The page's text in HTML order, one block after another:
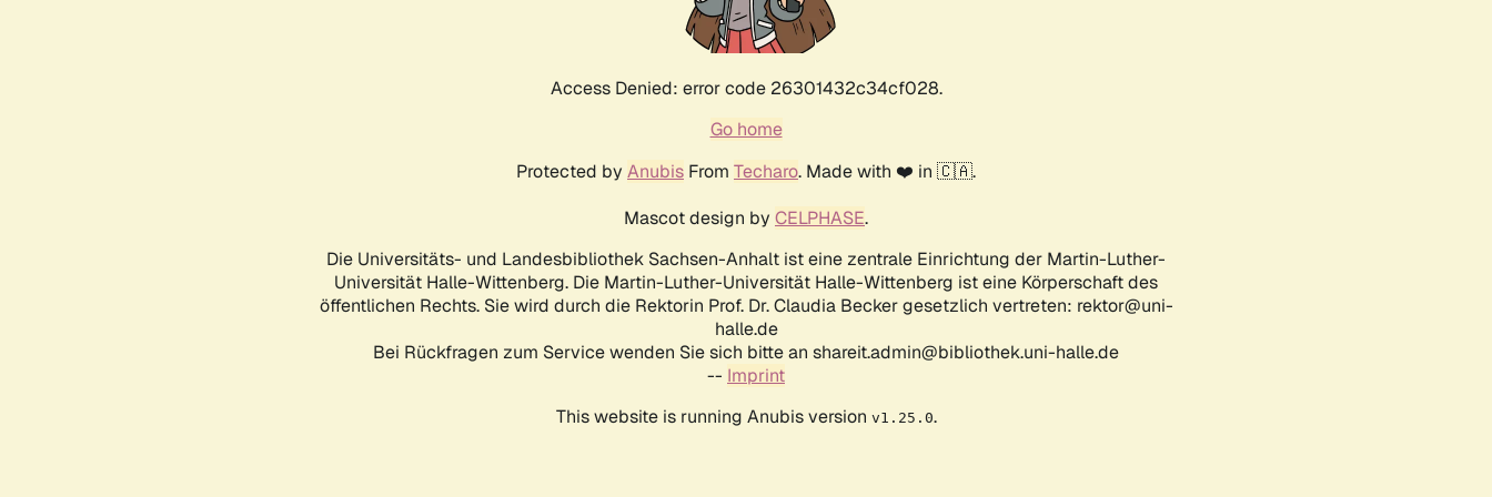
Access Denied: error code 26301432c34cf028.
Go home
Protected by Anubis From Techaro. Made with ❤️ in 🇨🇦.
Mascot design by CELPHASE.
Die Universitäts- und Landesbibliothek Sachsen-Anhalt ist eine zentrale Einrichtung der Martin-Luther-
Universität Halle-Wittenberg. Die Martin-Luther-Universität Halle-Wittenberg ist eine Körperschaft des
öffentlichen Rechts. Sie wird durch die Rektorin Prof. Dr. Claudia Becker gesetzlich vertreten: rektor@uni-
halle.de
Bei Rückfragen zum Service wenden Sie sich bitte an shareit.admin@bibliothek.uni-halle.de
-- Imprint
This website is running Anubis version v1.25.0.